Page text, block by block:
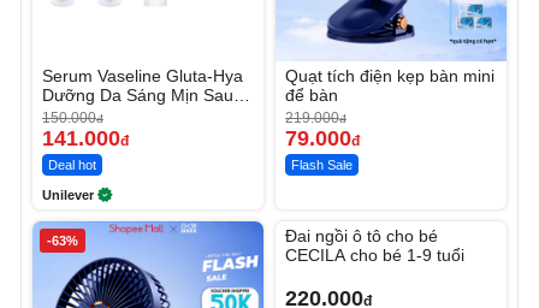
Serum Vaseline Gluta-Hya
Dưỡng Da Sáng Mịn Sau 7
Ngày
150.000đ
141.000đ
Deal hot
Unilever
Quạt tích điện kẹp bàn mini
để bàn
219.000đ
79.000đ
Flash Sale
-63%
Đai ngồi ô tô cho bé
CECILA cho bé 1-9 tuổi
220.000đ